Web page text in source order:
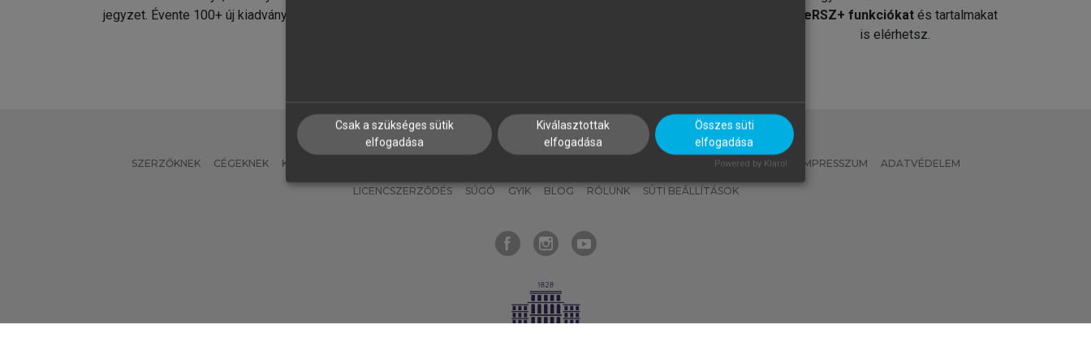
jegyzet. Évente 100+ új kiadvány.
MeRSZ+ funkciókat és tartalmakat
is elérhetsz.
SZERZŐKNEK CÉGEKNEK KÖNYVTÁROSOKNAK MI – ÁLTALÁNOS IRÁNYELVEK IMPRESSZUM ADATVÉDELEM
LICENCSZERZŐDÉS SÚGÓ GYIK BLOG RÓLUNK SÜTI BEÁLLÍTÁSOK
Csak a szükséges sütik
elfogadása
Kiválasztottak
elfogadása
Összes süti
elfogadása
Powered by Klaro!